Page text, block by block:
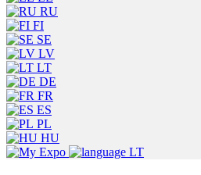
RU
FI
SE
LV
LT
DE
FR
ES
PL
HU
LT